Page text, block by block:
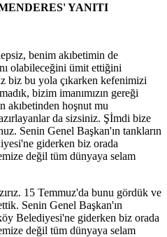
YANITI
benim akıbetimin de
olabileceğini ümit ettiğini
biz bu yola çıkarken kefenimizi
bizim imanımızın gereği
akıbetinden hoşnut mu
da sizsiniz. Şİmdi bize
Senin Genel Başkan'ın tankların
giderken biz orada
değil tüm dünyaya selam
15 Temmuz'da bunu gördük ve
Senin Genel Başkan'ın
Belediyesi'ne giderken biz orada
değil tüm dünyaya selam